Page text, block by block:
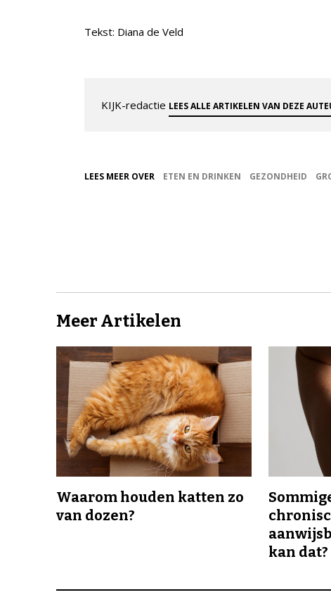
Tekst: Diana de Veld
KIJK-redactie LEES ALLE ARTIKELEN VAN DEZE
LEES MEER OVER ETEN EN DRINKEN GEZONDHEID
Meer Artikelen
Waarom houden katten zo
van dozen?
kan dat?